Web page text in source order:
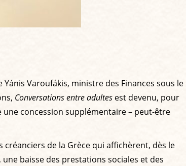
Varoufákis, ministre des Finances sous le
Conversations entre adultes est devenu, pour
une concession supplémentaire – peut-être
de la Grèce qui affichèrent, dès le
baisse des prestations sociales et des